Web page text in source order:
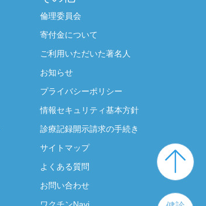
倫理委員会
寄付金について
ご利用いただいた著名人
お知らせ
プライバシーポリシー
情報セキュリティ基本方針
診療記録開示請求の手続き
サイトマップ
よくある質問
お問い合わせ